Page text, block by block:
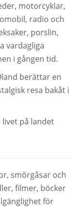
motorcyklar,
radio och
porslin,
vardagliga
i gången tid.
berättar en
resa bakåt i
på landet
smörgåsar och
filmer, böcker
för